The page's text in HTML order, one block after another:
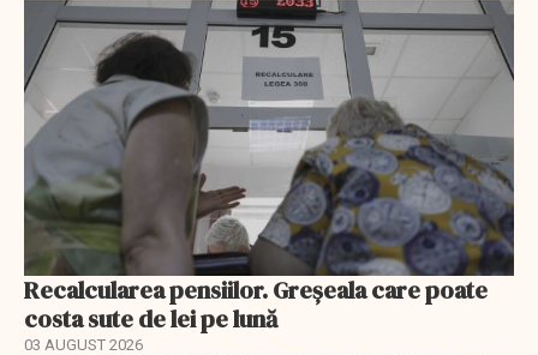
Recalcularea pensiilor. Greșeala care poate
costa sute de lei pe lună
03 AUGUST 2026